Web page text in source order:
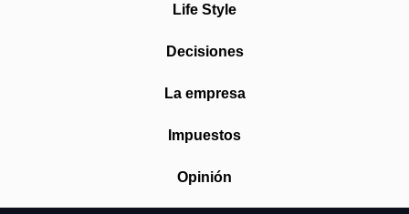
Life Style
Decisiones
La empresa
Impuestos
Opinión